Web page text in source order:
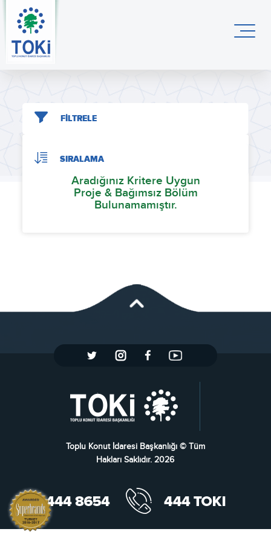
FİLTRELE
SIRALAMA
Aradığınız Kritere Uygun
Proje & Bağımsız Bölüm
Bulunamamıştır.
Toplu Konut İdaresi Başkanlığı © Tüm
Hakları Saklıdır. 2026